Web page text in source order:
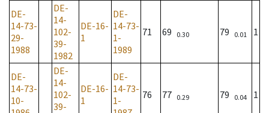
DE-
14-73-
29-
1988
DE-
14-
102-
39-
1982
DE-16-
1
DE-
14-73-
1-
1989
71 69 0.30 79 0.01 1
DE-
14-73-
10-
DE-
14-
102-
39-
DE-16-
1
DE-
14-73-
1-
76 77 0.29 79 0.04 1